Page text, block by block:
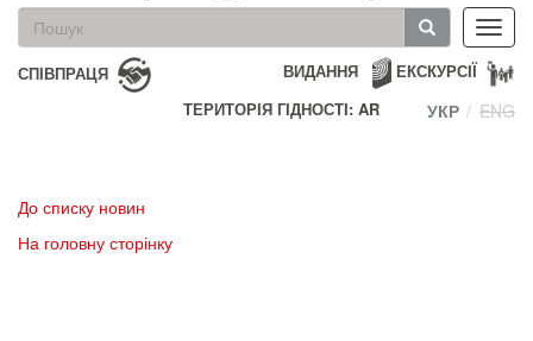
Пошукова
форма
Пошук
СПІВПРАЦЯ ЕКСКУРСІЇ
ВИДАННЯ
ТЕРИТОРІЯ ГІДНОСТІ: AR
УКР ENG
До списку новин
На головну сторінку